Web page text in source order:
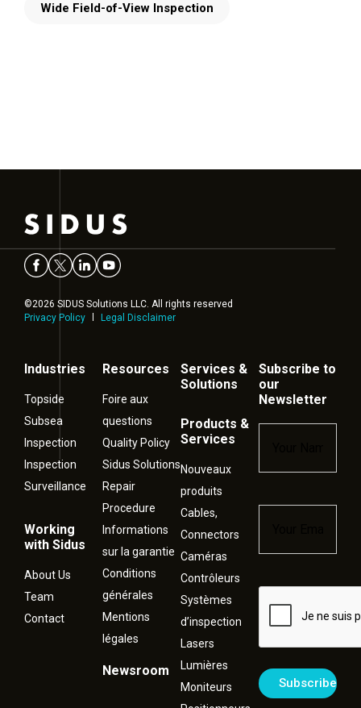
Wide Field-of-View Inspection
©2026 SIDUS Solutions LLC. All rights reserved
Privacy Policy
Legal Disclaimer
Industries
Topside
Subsea
Inspection
Inspection
Surveillance
Working
with Sidus
About Us
Team
Contact
Resources
Foire aux
questions
Quality Policy
Sidus Solutions
Repair
Procedure
Informations
sur la garantie
Conditions
générales
Mentions
légales
Newsroom
Services &
Solutions
Products &
Services
Nouveaux
produits
Cables,
Connectors
Caméras
Contrôleurs
Systèmes
d’inspection
Lasers
Lumières
Moniteurs
Subscribe to
our
Newsletter